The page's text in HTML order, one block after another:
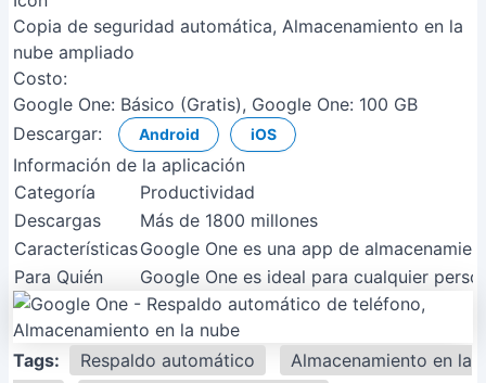
Copia de seguridad automática, Almacenamiento en la
nube ampliado
Costo:
Google One: Básico (Gratis), Google One: 100 GB
Descargar:
Android iOS
Información de la aplicación
Categoría
Productividad
Descargas
Más de 1800 millones
CaracterísticasGoogle One es una app de
Para Quién
Google One es ideal para cualquier
Tags: Respaldo automático
Almacenamiento en la